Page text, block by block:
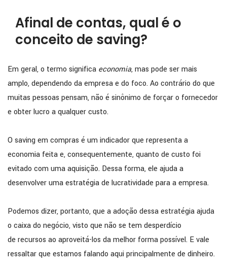
Afinal de contas, qual é o
conceito de saving?
Em geral, o termo significa economia, mas pode ser mais
amplo, dependendo da empresa e do foco. Ao contrário do que
muitas pessoas pensam, não é sinônimo de forçar o fornecedor
e obter lucro a qualquer custo.
O saving em compras é um indicador que representa a
economia feita e, consequentemente, quanto de custo foi
evitado com uma aquisição. Dessa forma, ele ajuda a
desenvolver uma estratégia de lucratividade para a empresa.
Podemos dizer, portanto, que a adoção dessa estratégia ajuda
o caixa do negócio, visto que não se tem desperdício
de recursos ao aproveitá-los da melhor forma possível. E vale
ressaltar que estamos falando aqui principalmente de dinheiro.